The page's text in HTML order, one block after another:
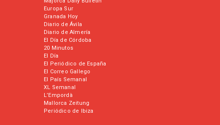
Europa Sur
Granada Hoy
Diario de Ávila
Diario de Almería
El Día de Córdoba
20 Minutos
El Día
El Periódico de España
El Correo Gallego
El País Semanal
XL Semanal
L’Empordà
Mallorca Zeitung
Periódico de Ibiza